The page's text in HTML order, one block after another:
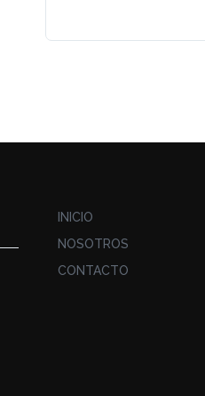
INICIO
NOSOTROS
CONTACTO